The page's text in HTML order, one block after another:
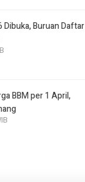
Dibuka, Buruan Daftar
BBM per 1 April,